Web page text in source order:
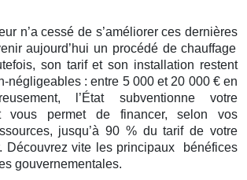
n’a cessé de s’améliorer ces dernières
aujourd’hui un procédé de chauffage
son tarif et son installation restent
négligeables : entre 5 000 et 20 000 € en
l’État subventionne votre
vous permet de financer, selon vos
jusqu’à 90 % du tarif de votre
Découvrez vite les principaux bénéfices
gouvernementales.